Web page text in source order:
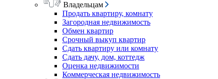
Владельцам
Продать квартиру, комнату
Загородная недвижимость
Обмен квартир
Срочный выкуп квартир
Сдать квартиру или комнату
Сдать дачу, дом, коттедж
Оценка недвижимости
Коммерческая недвижимость